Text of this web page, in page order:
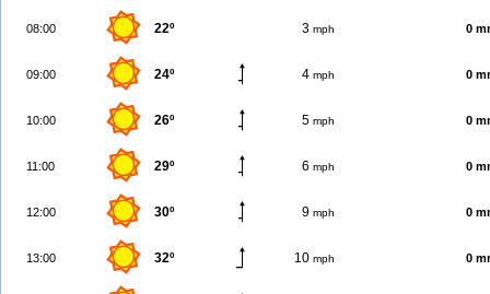
08:00 22º 3 mph 0
09:00 24º 4 mph 0
10:00 26º 5 mph 0
11:00 29º 6 mph 0
12:00 30º 9 mph 0
13:00 32º 10 mph 0